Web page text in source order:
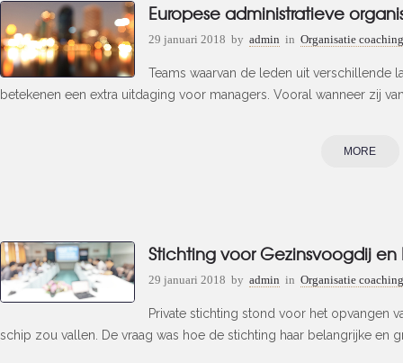
Europese administratieve
29 januari 2018 by admin in Organisatie coaching
Teams waarvan de leden uit verschillende
betekenen een extra uitdaging voor managers. Vooral wanneer zij
MORE
Stichting voor Gezinsvoogdij en
29 januari 2018 by admin in Organisatie coaching
Private stichting stond voor het opvangen
schip zou vallen. De vraag was hoe de stichting haar belangrijke en